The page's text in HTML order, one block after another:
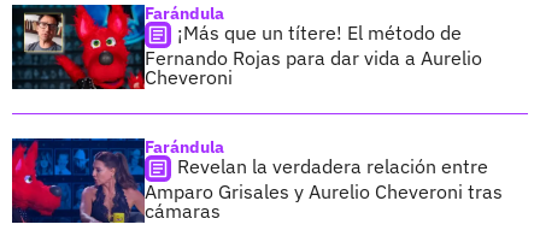
Farándula
¡Más que un títere! El método de
Fernando Rojas para dar vida a Aurelio
Cheveroni
Farándula
Revelan la verdadera relación entre
Amparo Grisales y Aurelio Cheveroni tras
cámaras